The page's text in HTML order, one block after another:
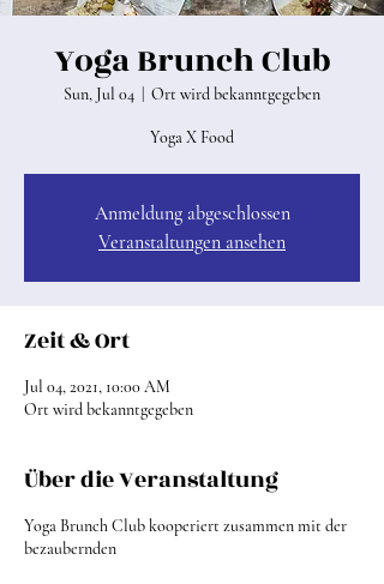
Yoga Brunch Club
Sun, Jul 04 Ort wird bekanntgegeben
Yoga X Food
Anmeldung abgeschlossen
Veranstaltungen ansehen
Zeit & Ort
Jul 04, 2021, 10:00 AM
Ort wird bekanntgegeben
Über die Veranstaltung
Yoga Brunch Club kooperiert zusammen mit der
bezaubernden